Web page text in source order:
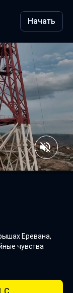
Начать
Еревана,
чувства